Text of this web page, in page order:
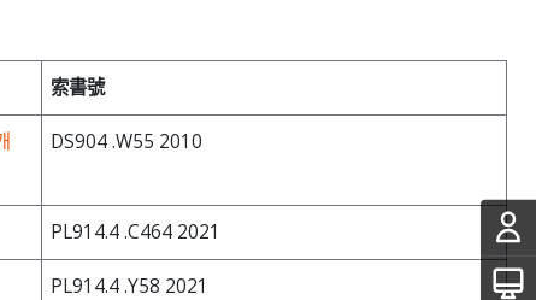
索書號
DS904 .W55 2010
PL914.4 .C464 2021
PL914.4 .Y58 2021